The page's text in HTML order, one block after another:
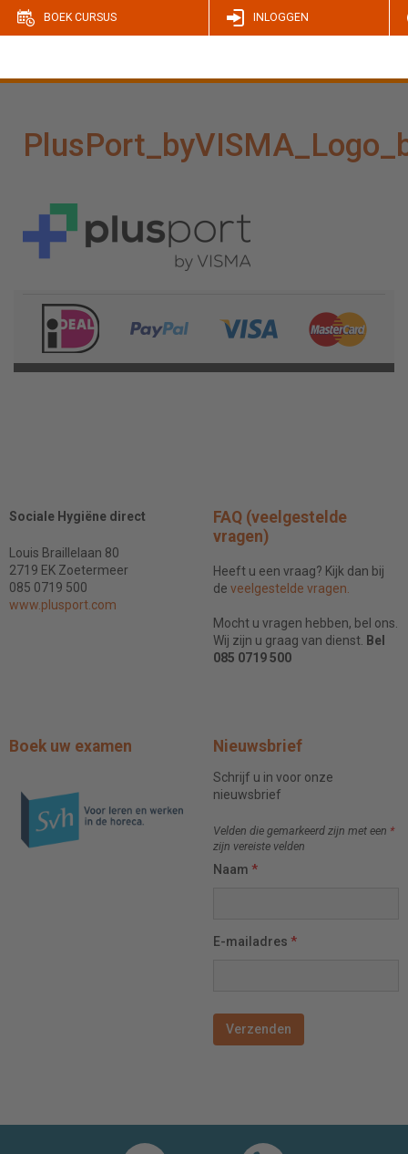
BOEK CURSUS INLOGGEN
Sociale Hygiëne direct
Louis Braillelaan 80
2719 EK Zoetermeer
085 0719 500
www.plusport.com
FAQ (veelgestelde
vragen)
Heeft u een vraag? Kijk dan bij
de veelgestelde vragen.
Mocht u vragen hebben, bel ons.
Wij zijn u graag van dienst. Bel
085 0719 500
Boek uw examen Nieuwsbrief
Schrijf u in voor onze
nieuwsbrief
Velden die gemarkeerd zijn met een *
zijn vereiste velden
Naam *
E-mailadres *